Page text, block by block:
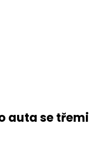
auta se třemi